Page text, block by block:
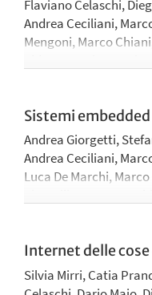
Flaviano Celaschi,
Andrea Ceciliani,
Mengoni, Marco
Aldo Romani, Antonio
Sistemi embedded
Andrea Giorgetti,
Andrea Ceciliani,
Luca De Marchi,
Tinarelli, Franco
Barbiroli, Roberto
Internet delle
Silvia Mirri, Catia